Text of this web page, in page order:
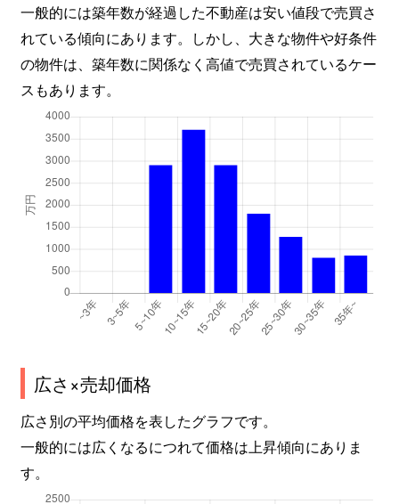
一般的には築年数が経過した不動産は安い値段で売買さ
れている傾向にあります。しかし、大きな物件や好条件
の物件は、築年数に関係なく高値で売買されているケー
スもあります。
広さ×売却価格
広さ別の平均価格を表したグラフです。
一般的には広くなるにつれて価格は上昇傾向にありま
す。